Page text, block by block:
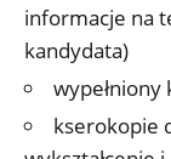
informacje na
kandydata)
wypełniony
kserokopie